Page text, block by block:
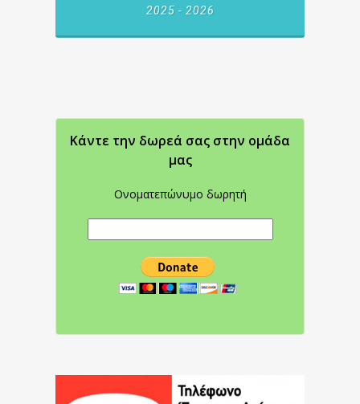
2025 - 2026
Κάντε την δωρεά σας στην oμάδα
μας
Ονοματεπώνυμο δωρητή